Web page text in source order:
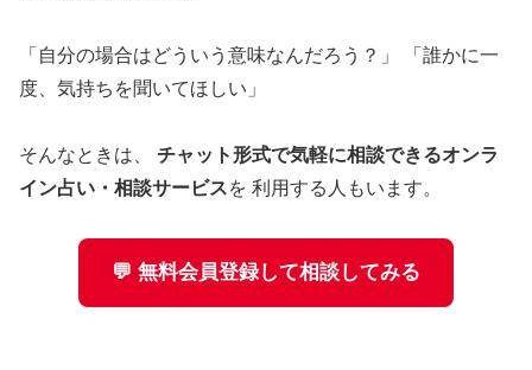
「自分の場合はどういう意味なんだろう？」 「誰かに一
度、気持ちを聞いてほしい」
そんなときは、 チャット形式で気軽に相談できるオンラ
イン占い・相談サービスを 利用する人もいます。
💬 無料会員登録して相談してみる